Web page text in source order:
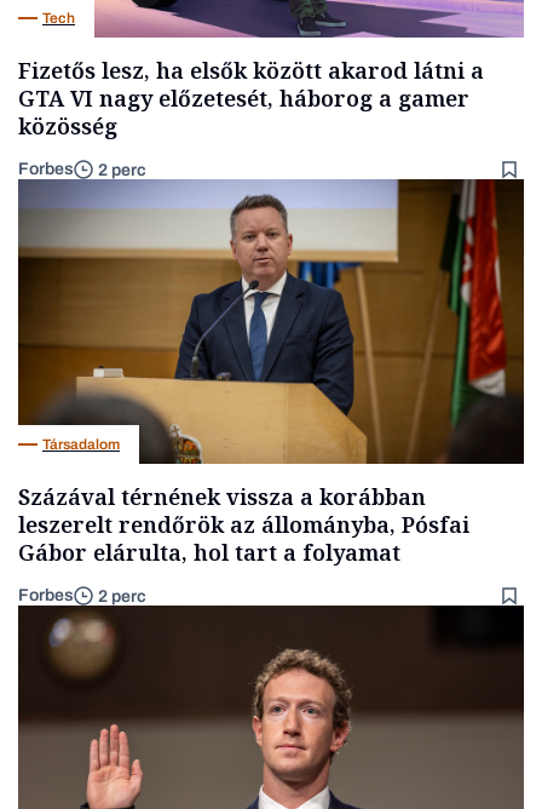
Tech
Fizetős lesz, ha elsők között akarod látni a
GTA VI nagy előzetesét, háborog a gamer
közösség
Forbes 2 perc
Társadalom
Százával térnének vissza a korábban
leszerelt rendőrök az állományba, Pósfai
Gábor elárulta, hol tart a folyamat
Forbes 2 perc